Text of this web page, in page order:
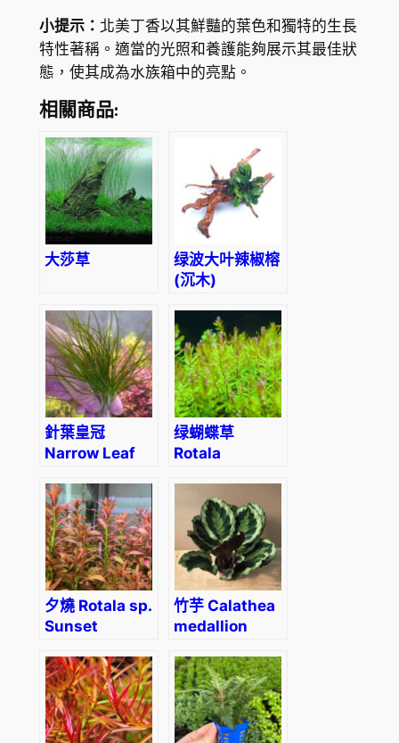
小提示： 北美丁香以其鮮豔的葉色和獨特的生長
特性著稱。適當的光照和養護能夠展示其最佳狀
態，使其成為水族箱中的亮點。
相關商品:
大莎草
绿波大叶辣椒榕
(沉木)
針葉皇冠
Narrow Leaf
(Echinodorus
tenellus)
绿蝴蝶草
Rotala
‘Green’
夕燒 Rotala sp.
Sunset
竹芋 Calathea
medallion